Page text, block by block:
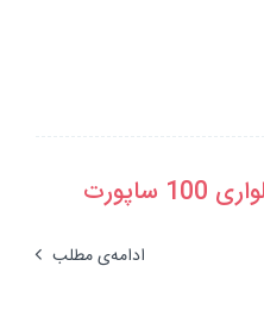
ساپورت
ادامه‌ی مطلب